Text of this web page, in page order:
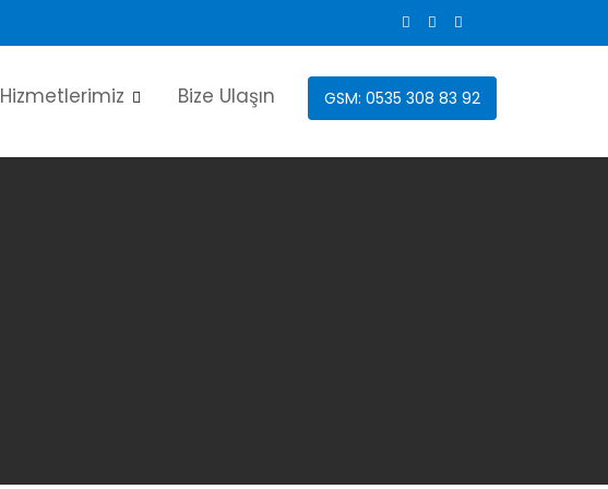
GSM: 0535 308 83 92
Hizmetlerimiz Bize Ulaşın